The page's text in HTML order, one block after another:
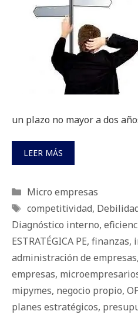
un plazo no mayor a dos
LEER MÁS
Categorías
Micro empresas
Etiquetas
competitividad,
Diagnóstico interno,
ESTRATÉGICA PE, finanzas,
administración de empresas,
empresas,
mipymes, negocio propio,
planes estratégicos,